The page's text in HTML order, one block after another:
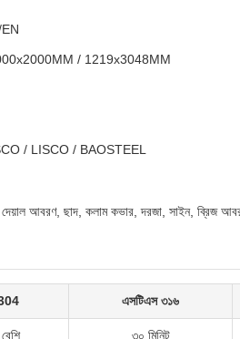
EN
/ 1219x3048MM
/ LISCO / BAOSTEEL
দেয়াল আবরণ, ছাদ, কলাম কভার, দরজা, সাইন, ব্রিজ
এসটিএস ৩১৬
৩০ মিনিট